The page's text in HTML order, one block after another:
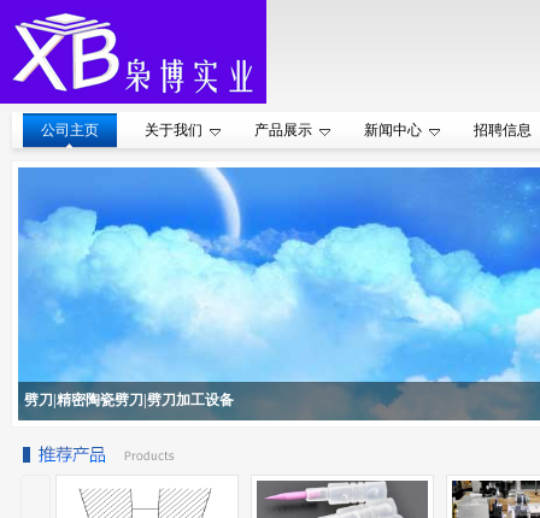
公司主页 关于我们 产品展示 新闻中心 招聘信息
劈刀|精密陶瓷劈刀|劈刀加工设备